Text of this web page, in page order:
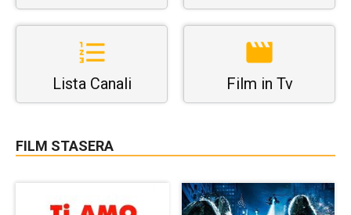
Lista Canali Film in Tv
FILM STASERA